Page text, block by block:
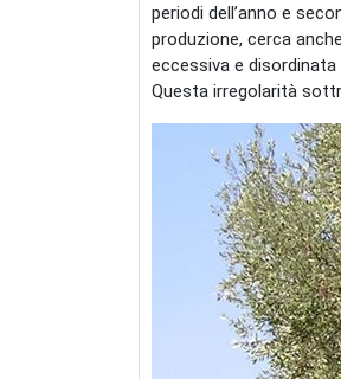
periodi dell’anno e
produzione, cerca
eccessiva e
Questa irregolarità